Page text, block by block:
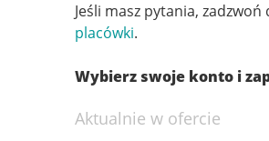
Jeśli masz pytania,
placówki.
Wybierz swoje konto i
Aktualnie w ofercie